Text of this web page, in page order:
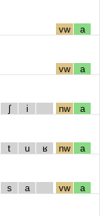
vw a
vw a
ʃ i nw a
t u ʁ nw a
s a vw a